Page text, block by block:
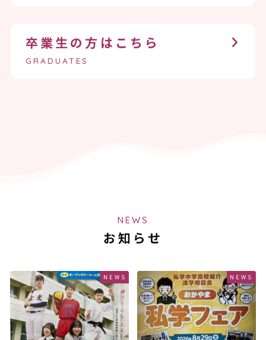
卒業生の方はこちら
GRADUATES
NEWS
お知らせ
NEWS NEWS